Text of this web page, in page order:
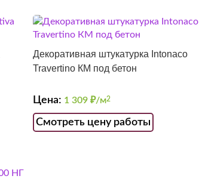
Декоративная штукатурка Intonaco
Travertino КМ под бетон
Цена: 1 309 ₽/м2
Смотреть цену работы